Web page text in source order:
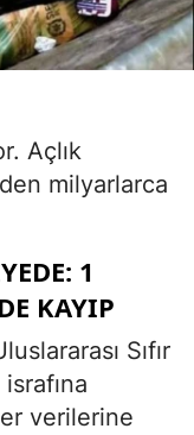
Açlık
milyarlarca
1
KAYIP
Sıfır
verilerine